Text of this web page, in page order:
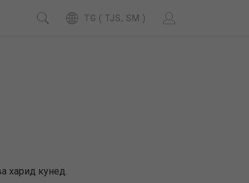
TG ( TJS, SM )
харид кунед.